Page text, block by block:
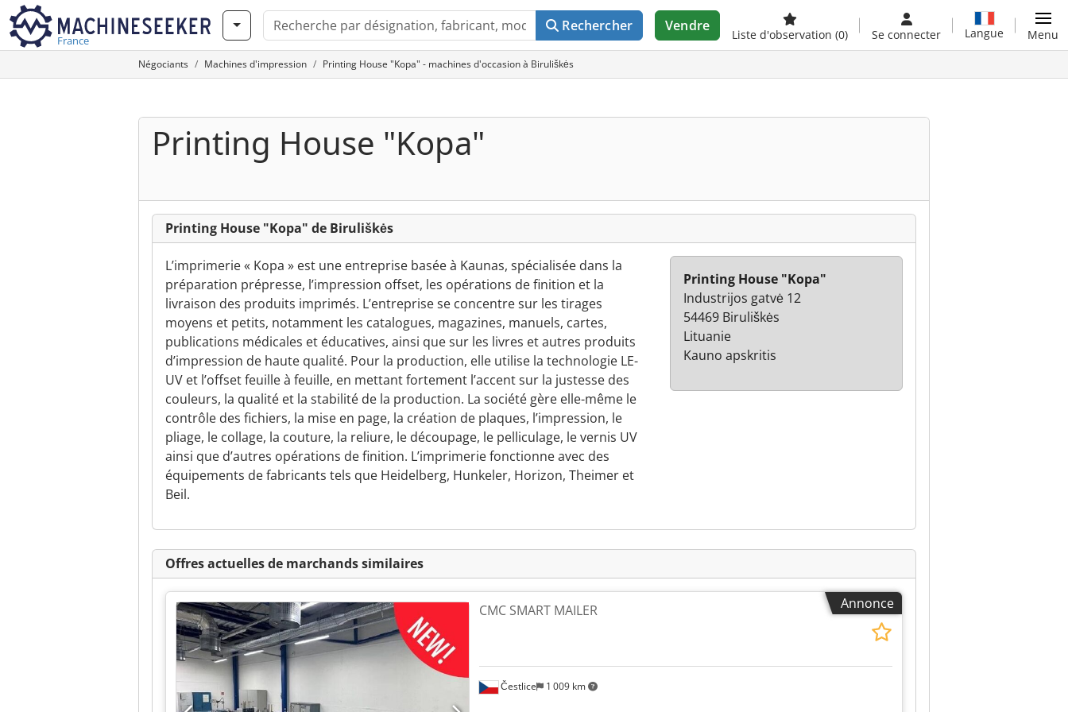
France
Rechercher Vendre
Liste d'observation (0) Se connecter Langue Menu
Négociants Machines d'impression Printing House "Kopa" - machines d'occasion à Biruliškės
Printing House "Kopa"
Printing House "Kopa" de Biruliškės
L’imprimerie « Kopa » est une entreprise basée à Kaunas, spécialisée dans la
préparation prépresse, l’impression offset, les opérations de finition et la
livraison des produits imprimés. L’entreprise se concentre sur les tirages
moyens et petits, notamment les catalogues, magazines, manuels, cartes,
publications médicales et éducatives, ainsi que sur les livres et autres produits
d’impression de haute qualité. Pour la production, elle utilise la technologie LE-
UV et l’offset feuille à feuille, en mettant fortement l’accent sur la justesse des
couleurs, la qualité et la stabilité de la production. La société gère elle-même le
contrôle des fichiers, la mise en page, la création de plaques, l’impression, le
pliage, le collage, la couture, la reliure, le découpage, le pelliculage, le vernis UV
ainsi que d’autres opérations de finition. L’imprimerie fonctionne avec des
équipements de fabricants tels que Heidelberg, Hunkeler, Horizon, Theimer et
Beil.
Printing House "Kopa"
Industrijos gatvė 12
54469 Biruliškės
Lituanie
Kauno apskritis
Offres actuelles de marchands similaires
Annonce
Čestlice 1 009 km
CMC SMART MAILER